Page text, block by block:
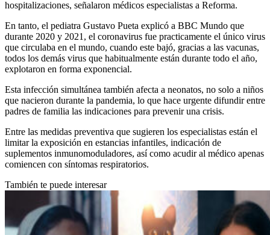
hospitalizaciones, señalaron médicos especialistas a Reforma.
En tanto, el pediatra Gustavo Pueta explicó a BBC Mundo que
durante 2020 y 2021, el coronavirus fue practicamente el único virus
que circulaba en el mundo, cuando este bajó, gracias a las vacunas,
todos los demás virus que habitualmente están durante todo el año,
explotaron en forma exponencial.
Esta infección simultánea también afecta a neonatos, no solo a niños
que nacieron durante la pandemia, lo que hace urgente difundir entre
padres de familia las indicaciones para prevenir una crisis.
Entre las medidas preventiva que sugieren los especialistas están el
limitar la exposición en estancias infantiles, indicación de
suplementos inmunomoduladores, así como acudir al médico apenas
comiencen con síntomas respiratorios.
También te puede interesar